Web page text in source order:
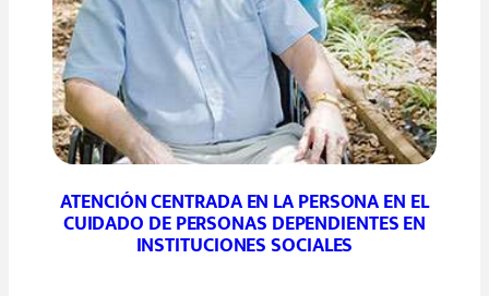
ATENCIÓN CENTRADA EN LA PERSONA EN EL
CUIDADO DE PERSONAS DEPENDIENTES EN
INSTITUCIONES SOCIALES